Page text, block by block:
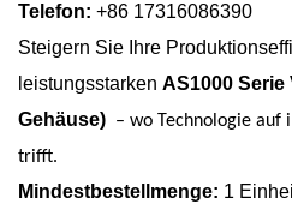
Telefon: +86 17316086390
Steigern Sie Ihre
leistungsstarken AS1000
Gehäuse) – wo Technologie auf
trifft.
Mindestbestellmenge: 1